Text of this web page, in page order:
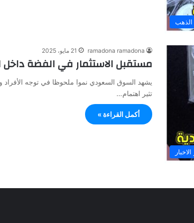
الذهب
ramadona ramadona 21 مايو، 2025
مستقبل الاستثمار في الفضة
يشهد السوق السعودي نموا ملحوظا في توجه الأفراد
تثير اهتمام…
أكمل القراءة »